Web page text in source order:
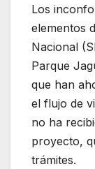
Los
elementos
Nacional
Parque
que han
el flujo de
no ha
proyecto,
trámites.